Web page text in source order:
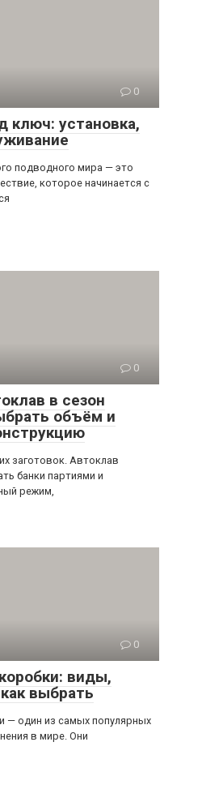
0
ключ: установка,
подводного мира — это
которое начинается с
0
в сезон
объём и
заготовок. Автоклав
банки партиями и
режим,
0
виды,
выбрать
— один из самых популярных
в мире. Они